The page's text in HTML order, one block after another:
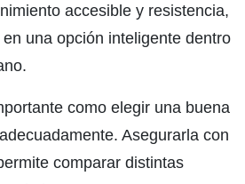
accesible y resistencia,
una opción inteligente dentro
como elegir una buena
Asegurarla con
comparar distintas